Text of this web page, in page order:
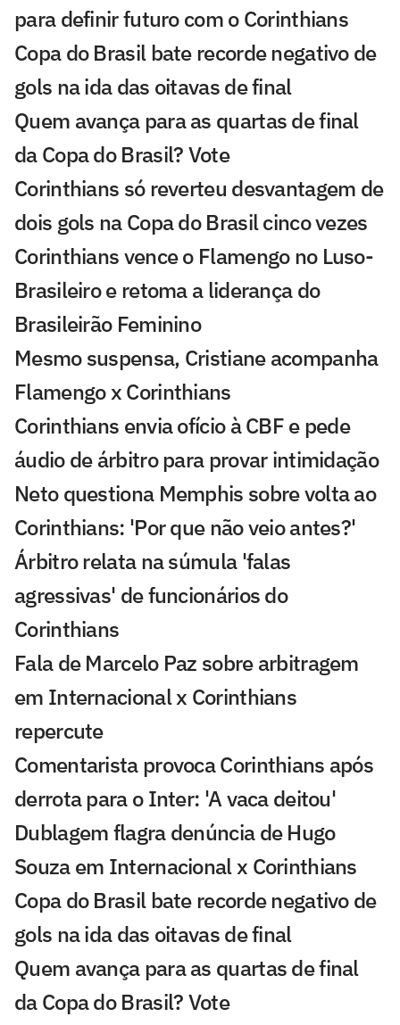
para definir futuro com o Corinthians
Copa do Brasil bate recorde negativo de
gols na ida das oitavas de final
Quem avança para as quartas de final
da Copa do Brasil? Vote
Corinthians só reverteu desvantagem de
dois gols na Copa do Brasil cinco vezes
Corinthians vence o Flamengo no Luso-
Brasileiro e retoma a liderança do
Brasileirão Feminino
Mesmo suspensa, Cristiane acompanha
Flamengo x Corinthians
Corinthians envia ofício à CBF e pede
áudio de árbitro para provar intimidação
Neto questiona Memphis sobre volta ao
Corinthians: 'Por que não veio antes?'
Árbitro relata na súmula 'falas
agressivas' de funcionários do
Corinthians
Fala de Marcelo Paz sobre arbitragem
em Internacional x Corinthians
repercute
Comentarista provoca Corinthians após
derrota para o Inter: 'A vaca deitou'
Dublagem flagra denúncia de Hugo
Souza em Internacional x Corinthians
Copa do Brasil bate recorde negativo de
gols na ida das oitavas de final
Quem avança para as quartas de final
da Copa do Brasil? Vote